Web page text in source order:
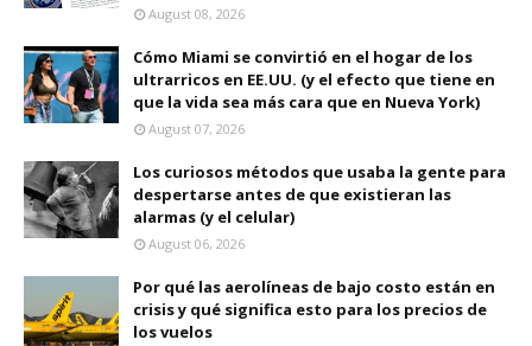
August 08, 2026
Cómo Miami se convirtió en el hogar de los
ultrarricos en EE.UU. (y el efecto que tiene en
que la vida sea más cara que en Nueva York)
August 07, 2026
Los curiosos métodos que usaba la gente para
despertarse antes de que existieran las
alarmas (y el celular)
August 06, 2026
Por qué las aerolíneas de bajo costo están en
crisis y qué significa esto para los precios de
los vuelos